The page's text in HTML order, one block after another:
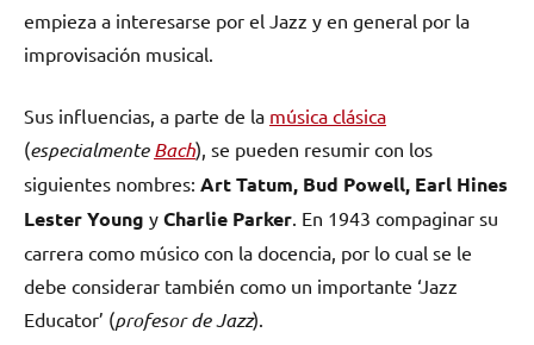
empieza a interesarse por el Jazz y en general por la
improvisación musical.
Sus influencias, a parte de la música clásica
(especialmenteBach), se pueden resumir con los
siguientes nombres: Art Tatum, Bud Powell, Earl Hines
Lester Young y Charlie Parker . En 1943 compaginar su
carrera como músico con la docencia, por lo cual se le
debe considerar también como un importante ‘Jazz
Educator’ (profesor de Jazz).